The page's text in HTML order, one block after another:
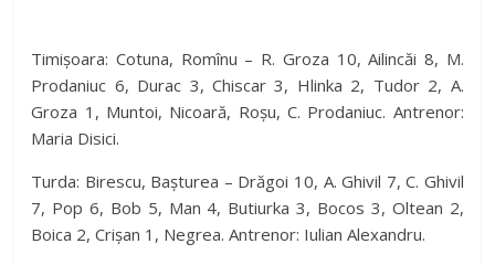
Timișoara: Cotuna, Romînu – R. Groza 10, Ailincăi 8, M.
Prodaniuc 6, Durac 3, Chiscar 3, Hlinka 2, Tudor 2, A.
Groza 1, Muntoi, Nicoară, Roșu, C. Prodaniuc. Antrenor:
Maria Disici.
Turda: Birescu, Bașturea – Drăgoi 10, A. Ghivil 7, C. Ghivil
7, Pop 6, Bob 5, Man 4, Butiurka 3, Bocos 3, Oltean 2,
Boica 2, Crișan 1, Negrea. Antrenor: Iulian Alexandru.